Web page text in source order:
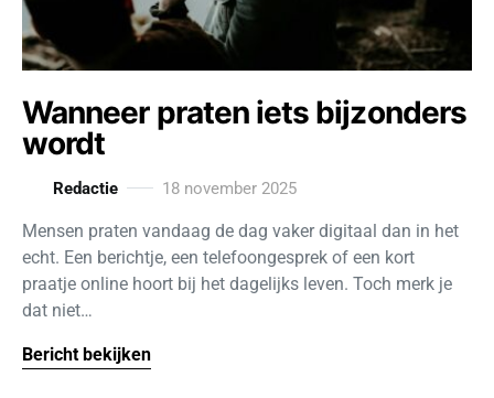
Wanneer praten iets bijzonders
wordt
Redactie 18 november 2025
Mensen praten vandaag de dag vaker digitaal dan in het
echt. Een berichtje, een telefoongesprek of een kort
praatje online hoort bij het dagelijks leven. Toch merk je
dat niet…
Bericht bekijken